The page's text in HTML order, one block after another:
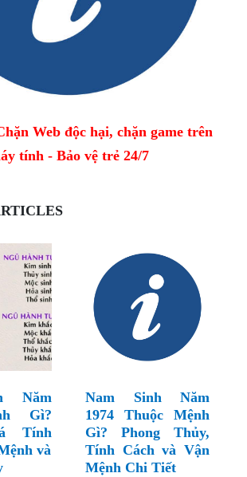
Web độc hại, chặn game trên
tính - Bảo vệ trẻ 24/7
Năm
Gì?
Tính
và
Nam Sinh Năm
1974 Thuộc Mệnh
Gì? Phong Thủy,
Tính Cách và Vận
Mệnh Chi Tiết